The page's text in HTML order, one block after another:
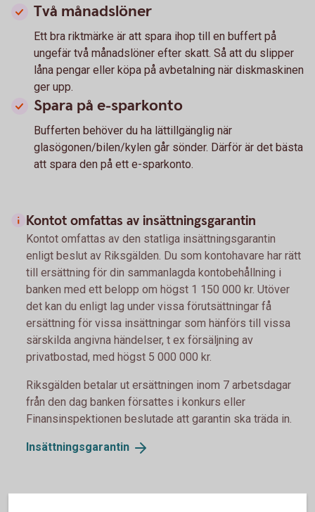
Två månadslöner
Ett bra riktmärke är att spara ihop till en buffert på
ungefär två månadslöner efter skatt. Så att du slipper
låna pengar eller köpa på avbetalning när diskmaskinen
ger upp.
Spara på e-sparkonto
Bufferten behöver du ha lättillgänglig när
glasögonen/bilen/kylen går sönder. Därför är det bästa
att spara den på ett e-sparkonto.
Kontot omfattas av insättningsgarantin
Kontot omfattas av den statliga insättningsgarantin
enligt beslut av Riksgälden. Du som kontohavare har rätt
till ersättning för din sammanlagda kontobehållning i
banken med ett belopp om högst 1 150 000 kr. Utöver
det kan du enligt lag under vissa förutsättningar få
ersättning för vissa insättningar som hänförs till vissa
särskilda angivna händelser, t ex försäljning av
privatbostad, med högst 5 000 000 kr.
Riksgälden betalar ut ersättningen inom 7 arbetsdagar
från den dag banken försattes i konkurs eller
Finansinspektionen beslutade att garantin ska träda in.
Insättningsgarantin